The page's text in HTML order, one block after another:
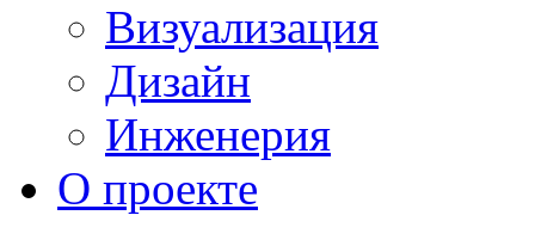
Визуализация
Дизайн
Инженерия
О проекте